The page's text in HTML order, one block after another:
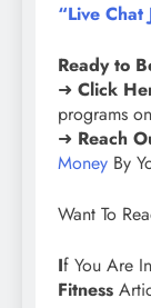
“Live
Ready to
➜ Click
programs on
➜ Reach
Money By
Want To
If You Are
Fitness